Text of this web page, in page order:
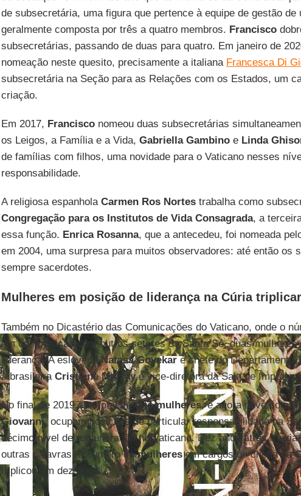
de subsecretária, uma figura que pertence à equipe de gestão de
geralmente composta por três a quatro membros. Francisco
subsecretárias, passando de duas para quatro. Em janeiro de
nomeação neste quesito, precisamente a italiana Francesca Di
subsecretária na Seção para as Relações com os Estados, um
criação.
Em 2017, Francisconomeou duas subsecretárias
os Leigos, a Família e a Vida, Gabriella Gambinoe Linda
de famílias com filhos, uma novidade para o Vaticano nesses
responsabilidade.
A religiosa espanhola Carmen Ros Nortestrabalha como
Congregação para os Institutos de Vida Consagrada, a
essa função. Enrica Rosanna, que a antecedeu, foi nomeada
em 2004, uma surpresa para muitos observadores: até então os
sempre sacerdotes.
Mulheres em posição de liderança na Cúria
Também no Dicastério das Comunicações do Vaticano, onde o
em comparação com outros setores da Santa Sé, duas mulheres
liderança. A eslovenaNatasa Govekaré chefe do Departamento
a brasileira Cristiane Murrayé vice-diretora da Sala de
No final de 2019, um total deoito mulheres, e agora nove com
Giovanni, ocupam posições de particular responsabilidade na
décimo nível de remuneração no Vaticano. Dez anos atrás,
outras palavras, o número demulheresem cargos de chefia na
triplicou em dez anos.